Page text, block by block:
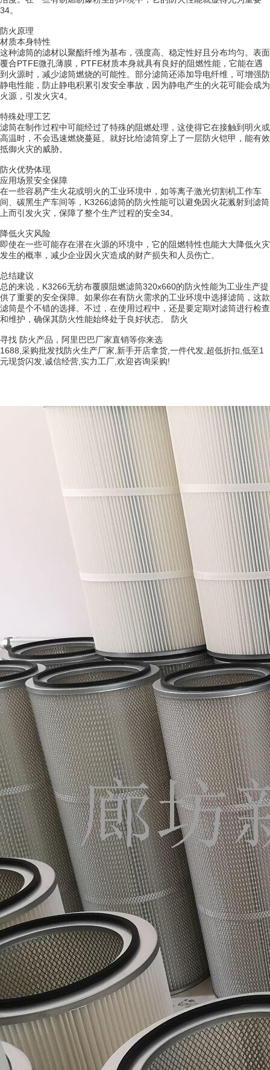
34。
防火原理
材质本身特性
这种滤筒的滤材以聚酯纤维为基布，强度高、稳定性好且分布均匀。表面
覆合PTFE微孔薄膜，PTFE材质本身就具有良好的阻燃性能，它能在遇
到火源时，减少滤筒燃烧的可能性。部分滤筒还添加导电纤维，可增强防
静电性能，防止静电积累引发安全事故，因为静电产生的火花可能会成为
火源，引发火灾4。
特殊处理工艺
滤筒在制作过程中可能经过了特殊的阻燃处理，这使得它在接触到明火或
高温时，不会迅速燃烧蔓延。就好比给滤筒穿上了一层防火铠甲，能有效
抵御火灾的威胁。
防火优势体现
应用场景安全保障
在一些容易产生火花或明火的工业环境中，如等离子激光切割机工作车
间、碳黑生产车间等，K3266滤筒的防火性能可以避免因火花溅射到滤筒
上而引发火灾，保障了整个生产过程的安全34。
降低火灾风险
即使在一些可能存在潜在火源的环境中，它的阻燃特性也能大大降低火灾
发生的概率，减少企业因火灾造成的财产损失和人员伤亡。
总结建议
总的来说，K3266无纺布覆膜阻燃滤筒320x660的防火性能为工业生产提
供了重要的安全保障。如果你在有防火需求的工业环境中选择滤筒，这款
滤筒是个不错的选择。不过，在使用过程中，还是要定期对滤筒进行检查
和维护，确保其防火性能始终处于良好状态。 防火
寻找 防火产品，阿里巴巴厂家直销等你来选
1688,采购批发找防火生产厂家,新手开店拿货,一件代发,超低折扣,低至1
元现货闪发,诚信经营,实力工厂,欢迎咨询采购!